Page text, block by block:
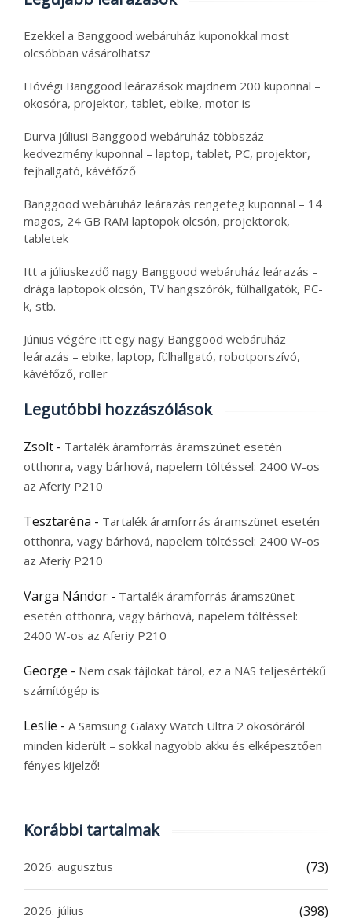
Ezekkel a Banggood webáruház kuponokkal most
olcsóbban vásárolhatsz
Hóvégi Banggood leárazások majdnem 200 kuponnal –
okosóra, projektor, tablet, ebike, motor is
Durva júliusi Banggood webáruház többszáz
kedvezmény kuponnal – laptop, tablet, PC, projektor,
fejhallgató, kávéfőző
Banggood webáruház leárazás rengeteg kuponnal – 14
magos, 24 GB RAM laptopok olcsón, projektorok,
tabletek
Itt a júliuskezdő nagy Banggood webáruház leárazás –
drága laptopok olcsón, TV hangszórók, fülhallgatók, PC-
k, stb.
Június végére itt egy nagy Banggood webáruház
leárazás – ebike, laptop, fülhallgató, robotporszívó,
kávéfőző, roller
Legutóbbi hozzászólások
Zsolt - Tartalék áramforrás áramszünet esetén
otthonra, vagy bárhová, napelem töltéssel: 2400 W-os
az Aferiy P210
Tesztaréna - Tartalék áramforrás áramszünet esetén
otthonra, vagy bárhová, napelem töltéssel: 2400 W-os
az Aferiy P210
Varga Nándor - Tartalék áramforrás áramszünet
esetén otthonra, vagy bárhová, napelem töltéssel:
2400 W-os az Aferiy P210
George - Nem csak fájlokat tárol, ez a NAS teljesértékű
számítógép is
Leslie - A Samsung Galaxy Watch Ultra 2 okosóráról
minden kiderült – sokkal nagyobb akku és elképesztően
fényes kijelző!
Korábbi tartalmak
2026. augusztus (73)
2026. július (398)